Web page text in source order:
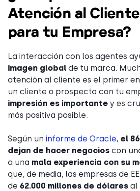
Atención al
para tu Empresa?
La interacción con los agentes
imagen global de tu marca.
atención al cliente es el primer
un cliente o prospecto con tu
impresión es importante y es
más positiva posible.
Según un informe de Oracle, el
dejan de hacer negocios con
a una mala experiencia con su
que, de media, las empresas de
de 62.000 millones de dólares al